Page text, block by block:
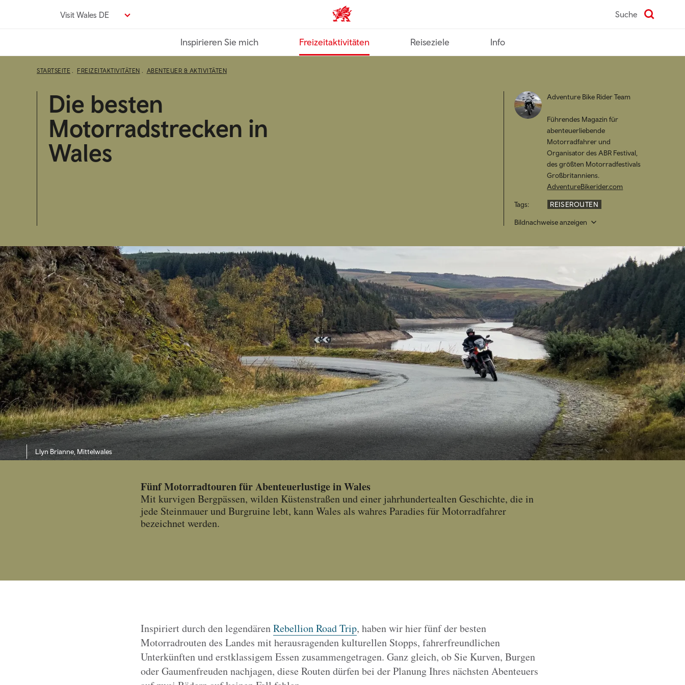
Visit Wales DE VisitWales home Suche
Inspirieren Sie mich Freizeitaktivitäten Reiseziele Info
STARTSEITE FREIZEITAKTIVITÄTEN ABENTEUER & AKTIVITÄTEN
Die besten
Motorradstrecken in
Wales
Adventure Bike Rider Team
Führendes Magazin für
abenteuerliebende
Motorradfahrer und
Organisator des ABR Festival,
des größten Motorradfestivals
Großbritanniens.
AdventureBikerider.com
Tags: REISEROUTEN
Bildnachweise anzeigen
Llyn Brianne, Mittelwales
Fünf Motorradtouren für Abenteuerlustige in Wales
Mit kurvigen Bergpässen, wilden Küstenstraßen und einer jahrhundertealten Geschichte, die in
jede Steinmauer und Burgruine lebt, kann Wales als wahres Paradies für Motorradfahrer
bezeichnet werden.
Inspiriert durch den legendärenRebellion Road Trip, haben wir hier fünf der besten
Motorradrouten des Landes mit herausragenden kulturellen Stopps, fahrerfreundlichen
Unterkünften und erstklassigem Essen zusammengetragen. Ganz gleich, ob Sie Kurven, Burgen
oder Gaumenfreuden nachjagen, diese Routen dürfen bei der Planung Ihres nächsten Abenteuers